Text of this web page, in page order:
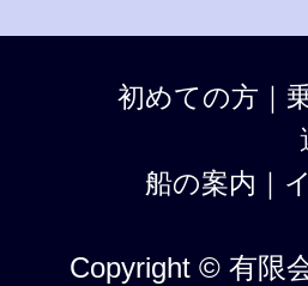
初めての方 ｜
船の案内 ｜
Copyright © 有限